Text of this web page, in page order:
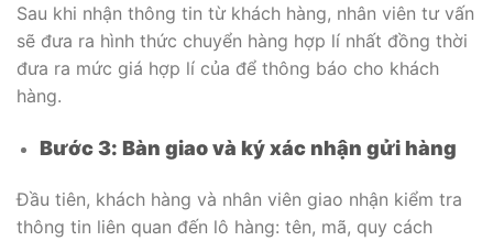
Sau khi nhận thông tin từ khách hàng, nhân viên tư vấn
sẽ đưa ra hình thức chuyển hàng hợp lí nhất đồng thời
đưa ra mức giá hợp lí của để thông báo cho khách
hàng.
Bước 3: Bàn giao và ký xác nhận gửi hàng
Đầu tiên, khách hàng và nhân viên giao nhận kiểm tra
thông tin liên quan đến lô hàng: tên, mã, quy cách